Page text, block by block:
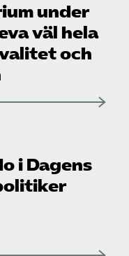
under
väl hela
och
i Dagens